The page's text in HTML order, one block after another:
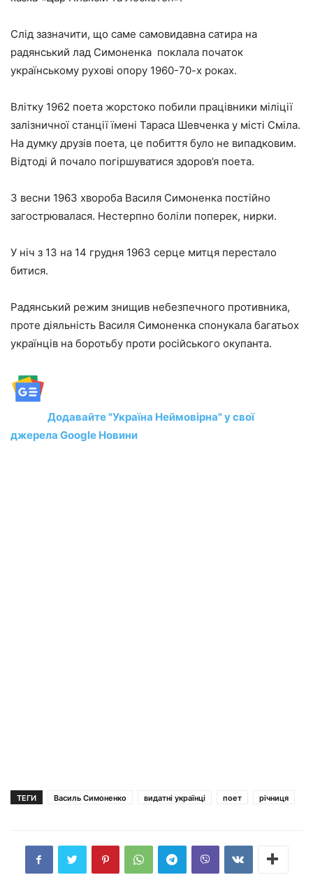
Слід зазначити, що саме самовидавна сатира на
радянський лад Симоненка поклала початок
українському рухові опору 1960-70-х роках.
Влітку 1962 поета жорстоко побили працівники міліції
залізничної станції їмені Тараса Шевченка у місті Сміла.
На думку друзів поета, це побиття було не випадковим.
Відтоді й почало погіршуватися здоров’я поета.
З весни 1963 хвороба Василя Симоненка постійно
загострювалася. Нестерпно боліли поперек, нирки.
У ніч з 13 на 14 грудня 1963 серце митця перестало
битися.
Радянський режим знищив небезпечного противника,
проте діяльність Василя Симоненка спонукала багатьох
українців на боротьбу проти російського окупанта.
Додавайте "Україна Неймовірна" у свої
джерела Google Новини
ТЕГИ Василь Симоненко видатні українці поет річниця